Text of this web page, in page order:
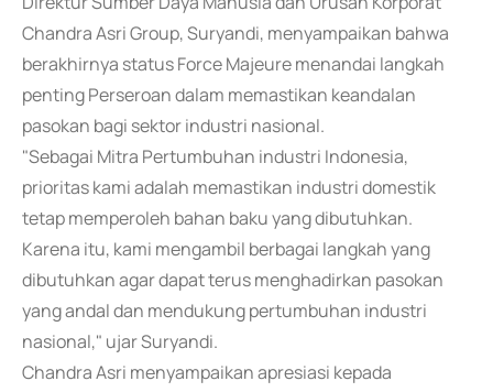
Chandra Asri Group, Suryandi, menyampaikan bahwa
berakhirnya status Force Majeure menandai langkah
penting Perseroan dalam memastikan keandalan
pasokan bagi sektor industri nasional.
"Sebagai Mitra Pertumbuhan industri Indonesia,
prioritas kami adalah memastikan industri domestik
tetap memperoleh bahan baku yang dibutuhkan.
Karena itu, kami mengambil berbagai langkah yang
dibutuhkan agar dapat terus menghadirkan pasokan
yang andal dan mendukung pertumbuhan industri
nasional," ujar Suryandi.
Chandra Asri menyampaikan apresiasi kepada